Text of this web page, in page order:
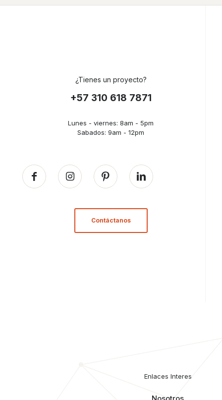
¿Tienes un proyecto?
+57 310 618 7871
Lunes - viernes: 8am - 5pm
Sabados: 9am - 12pm
Contáctanos
Enlaces Interes